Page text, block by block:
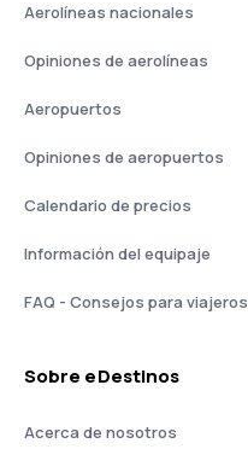
Aerolíneas nacionales
Opiniones de aerolíneas
Aeropuertos
Opiniones de aeropuertos
Calendario de precios
Información del equipaje
FAQ - Consejos para viajeros
Sobre eDestinos
Acerca de nosotros